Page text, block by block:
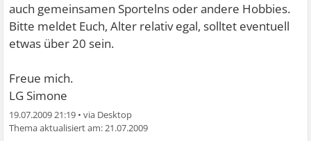
auch gemeinsamen Sportelns oder andere Hobbies.
Bitte meldet Euch, Alter relativ egal, solltet eventuell
etwas über 20 sein.
Freue mich.
LG Simone
19.07.2009 21:19 •
21.07.2009